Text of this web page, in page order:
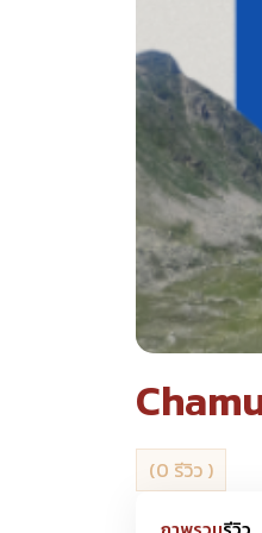
(0 รีวิว )